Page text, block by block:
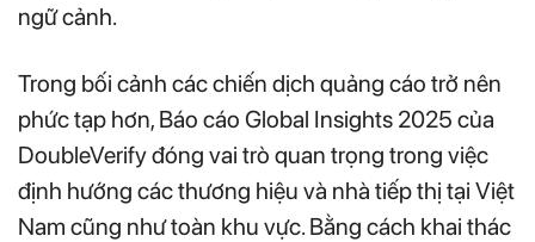
ngữ cảnh.
Trong bối cảnh các chiến dịch quảng cáo trở nên
phức tạp hơn, Báo cáo Global Insights 2025 của
DoubleVerify đóng vai trò quan trọng trong việc
định hướng các thương hiệu và nhà tiếp thị tại Việt
Nam cũng như toàn khu vực. Bằng cách khai thác